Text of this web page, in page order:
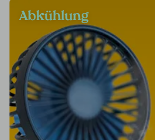
Abkühlung